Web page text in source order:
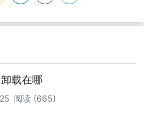
载在哪
阅读 (665)